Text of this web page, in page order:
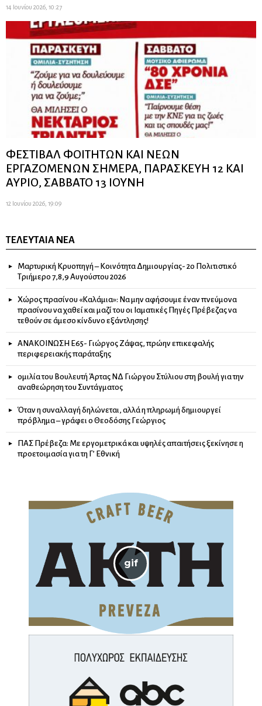
14 Ιουνίου 2026, 10:27
ΦΕΣΤΙΒΑΛ ΦΟΙΤΗΤΩΝ ΚΑΙ ΝΕΩΝ
ΕΡΓΑΖΟΜΕΝΩΝ ΣΗΜΕΡΑ, ΠΑΡΑΣΚΕΥΗ 12 ΚΑΙ
ΑΥΡΙΟ, ΣΑΒΒΑΤΟ 13 ΙΟΥΝΗ
12 Ιουνίου 2026, 19:09
ΤΕΛΕΥΤΑΊΑ ΝΈΑ
Μαρτυρική Κρυοπηγή – Κοινότητα Δημιουργίας- 2ο Πολιτιστικό
Τριήμερο 7,8,9 Αυγούστου 2026
Χώρος πρασίνου «Καλάμια»: Να μην αφήσουμε έναν πνεύμονα
πρασίνου να χαθεί και μαζί του οι Ιαματικές Πηγές Πρέβεζας να
τεθούν σε άμεσο κίνδυνο εξάντλησης!
ΑΝΑΚΟΙΝΩΣΗ Ε65- Γιώργος Ζάψας, πρώην επικεφαλής
περιφερειακής παράταξης
ομιλία του Βουλευτή Άρτας ΝΔ Γιώργου Στύλιου στη βουλή για την
αναθεώρηση του Συντάγματος
Όταν η συναλλαγή δηλώνεται, αλλά η πληρωμή δημιουργεί
πρόβλημα – γράφει ο Θεοδόσης Γεώργιος
ΠΑΣ Πρέβεζα: Με εργομετρικά και υψηλές απαιτήσεις ξεκίνησε η
προετοιμασία για τη Γ’ Εθνική